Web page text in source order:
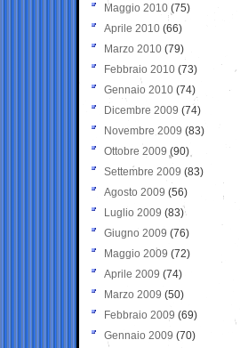
Maggio 2010 (75)
Aprile 2010 (66)
Marzo 2010 (79)
Febbraio 2010 (73)
Gennaio 2010 (74)
Dicembre 2009 (74)
Novembre 2009 (83)
Ottobre 2009 (90)
Settembre 2009 (83)
Agosto 2009 (56)
Luglio 2009 (83)
Giugno 2009 (76)
Maggio 2009 (72)
Aprile 2009 (74)
Marzo 2009 (50)
Febbraio 2009 (69)
Gennaio 2009 (70)